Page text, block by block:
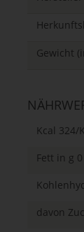
Gewicht
Kcal 324/
Fett in g 0
davon